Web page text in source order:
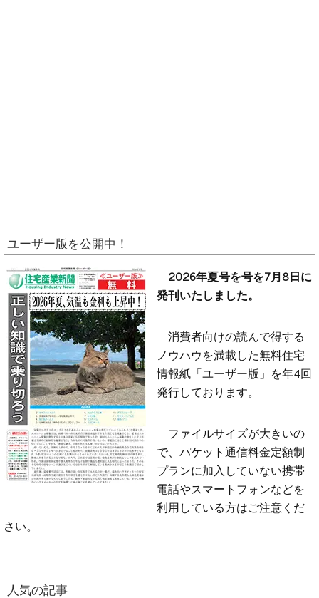
ユーザー版を公開中！
2026年夏号を号を7月8日に
発刊いたしました。
消費者向けの読んで得する
ノウハウを満載した無料住宅
情報紙「ユーザー版」を年4回
発行しております。
ファイルサイズが大きいの
で、パケット通信料金定額制
プランに加入していない携帯
電話やスマートフォンなどを
利用している方はご注意くだ
さい。
人気の記事